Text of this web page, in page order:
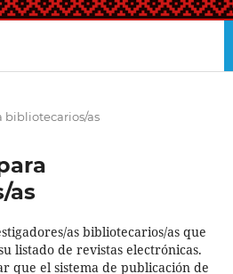
bibliotecarios/as
as
as bibliotecarios/as que
listado de revistas electrónicas.
que el sistema de publicación de